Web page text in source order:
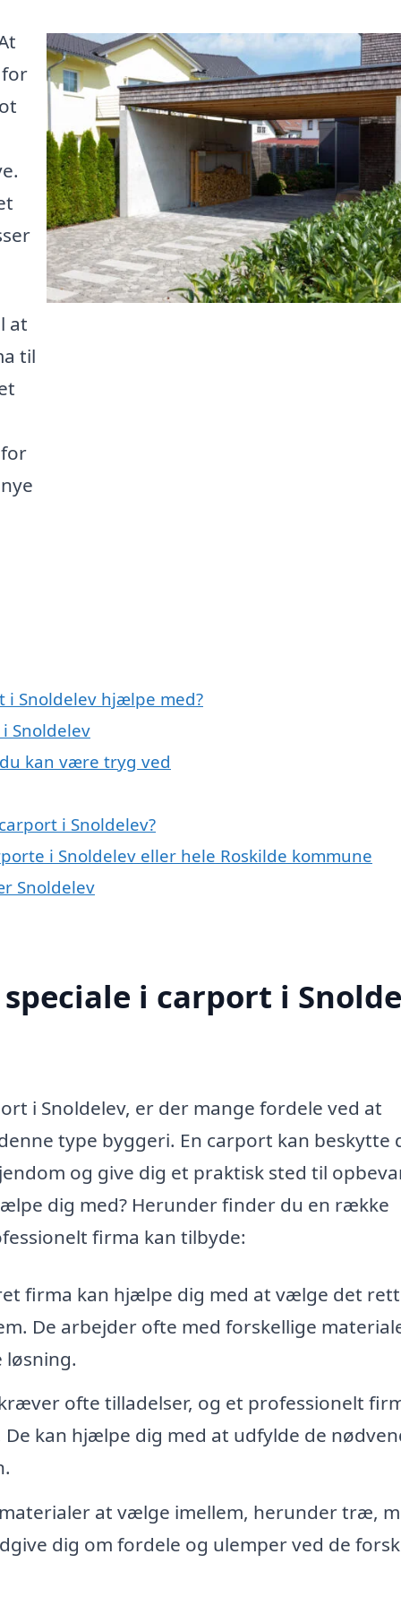
at
til
i Snoldelev hjælpe med?
Snoldelev
kan være tryg ved
i Snoldelev?
i Snoldelev eller hele Roskilde kommune
Snoldelev
i carport i
i Snoldelev, er der mange fordele ved at
type byggeri. En carport kan beskytte
og give dig et praktisk sted til
dig med? Herunder finder du en række
firma kan tilbyde:
firma kan hjælpe dig med at vælge det
De arbejder ofte med forskellige
løsning.
ofte tilladelser, og et professionelt
kan hjælpe dig med at udfylde de
at vælge imellem, herunder træ,
dig om fordele og ulemper ved de